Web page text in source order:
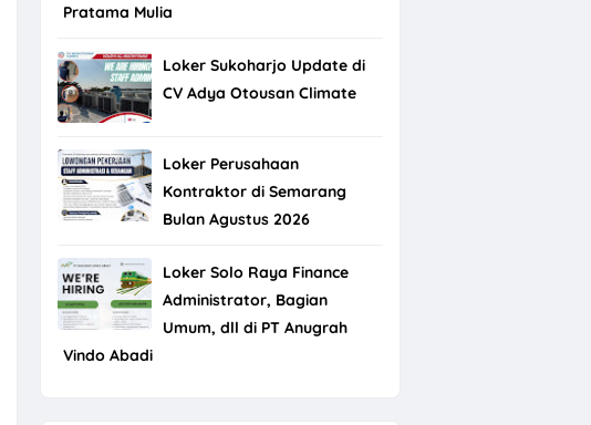
Pratama Mulia
Loker Sukoharjo Update di
CV Adya Otousan Climate
Loker Perusahaan
Kontraktor di Semarang
Bulan Agustus 2026
Loker Solo Raya Finance
Administrator, Bagian
Umum, dll di PT Anugrah
Vindo Abadi